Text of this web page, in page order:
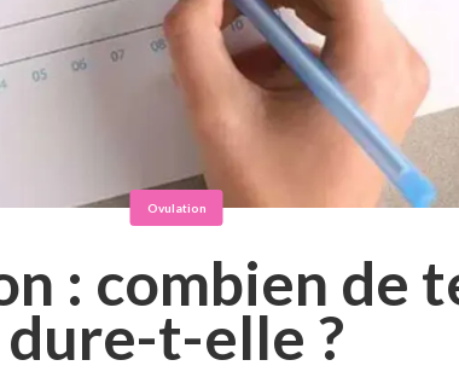
Ovulation
: combien de
dure-t-elle ?